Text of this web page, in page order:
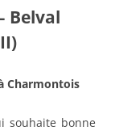
Belval
Charmontois
souhaite bonne